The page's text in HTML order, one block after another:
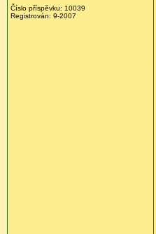
Číslo příspěvku: 10039
Registrován: 9-2007